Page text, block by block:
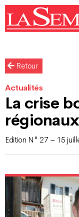
Retour
Actualités
La crise
régionaux
Edition N° 27 – 15